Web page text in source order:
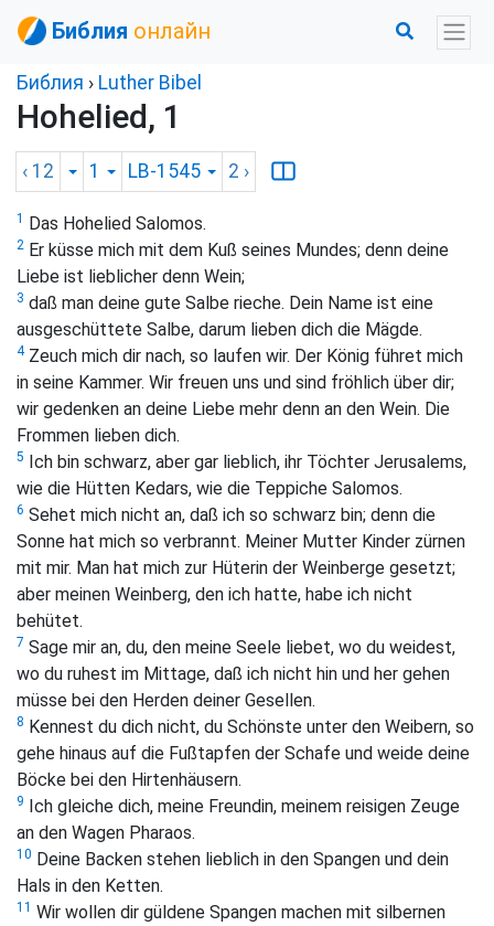
Библия онлайн
Библия › Luther Bibel
Hohelied, 1
‹ 12 1 LB-1545 2 ›
1 Das Hohelied Salomos.
2 Er küsse mich mit dem Kuß seines Mundes; denn deine
Liebe ist lieblicher denn Wein;
3 daß man deine gute Salbe rieche. Dein Name ist eine
ausgeschüttete Salbe, darum lieben dich die Mägde.
4Zeuch mich dir nach, so laufen wir. Der König führet mich
in seine Kammer. Wir freuen uns und sind fröhlich über dir;
wir gedenken an deine Liebe mehr denn an den Wein. Die
Frommen lieben dich.
5
Ich bin schwarz, aber gar lieblich, ihr Töchter Jerusalems,
wie die Hütten Kedars, wie die Teppiche Salomos.
6 Sehet mich nicht an, daß ich so schwarz bin; denn die
Sonne hat mich so verbrannt. Meiner Mutter Kinder zürnen
mit mir. Man hat mich zur Hüterin der Weinberge gesetzt;
aber meinen Weinberg, den ich hatte, habe ich nicht
behütet.
7 Sage mir an, du, den meine Seele liebet, wo du weidest,
wo du ruhest im Mittage, daß ich nicht hin und her gehen
müsse bei den Herden deiner Gesellen.
8 Kennest du dich nicht, du Schönste unter den Weibern, so
gehe hinaus auf die Fußtapfen der Schafe und weide deine
Böcke bei den Hirtenhäusern.
9
Ich gleiche dich, meine Freundin, meinem reisigen Zeuge
an den Wagen Pharaos.
10 Deine Backen stehen lieblich in den Spangen und dein
Hals in den Ketten.
11 Wir wollen dir güldene Spangen machen mit silbernen